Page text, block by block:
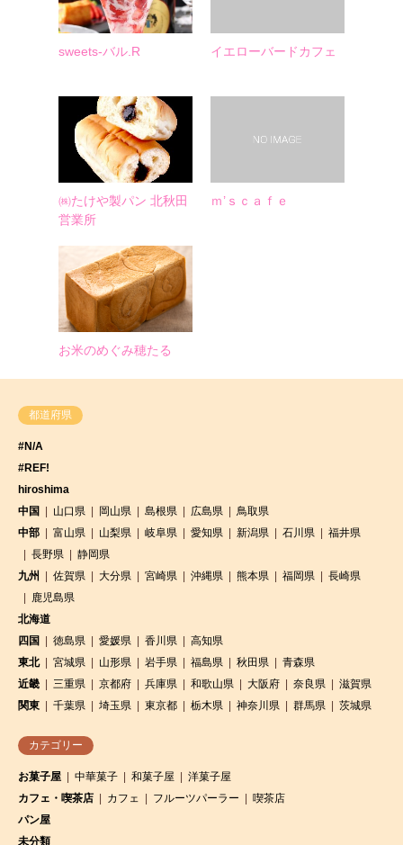
sweets-バル.R イエローバードカフェ
㈱たけや製パン 北秋田
営業所
ｍ’ｓｃａｆｅ
お米のめぐみ穂たる
都道府県
#N/A
#REF!
hiroshima
中国
山口県 岡山県 島根県 広島県
鳥取県
中部
富山県 山梨県 岐阜県 愛知県 新潟県 石川県
福井県
長野県
静岡県
九州
佐賀県 大分県 宮崎県 沖縄県 熊本県 福岡県
長崎県
鹿児島県
北海道
四国
徳島県 愛媛県 香川県
高知県
東北
宮城県 山形県 岩手県 福島県 秋田県
青森県
近畿
三重県 京都府 兵庫県 和歌山県 大阪府 奈良県
滋賀県
関東
千葉県 埼玉県 東京都 栃木県 神奈川県 群馬県 茨城県
カテゴリー
お菓子屋 中華菓子 和菓子屋
洋菓子屋
カフェ・喫茶店
カフェ フルーツパーラー
喫茶店
パン屋
未分類